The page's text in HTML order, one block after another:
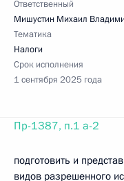
Ответственный
Мишустин Михаил
Тематика
Налоги
Срок исполнения
1 сентября 2025 года
Пр-1387, п.1 а-2
подготовить и
видов разрешенного